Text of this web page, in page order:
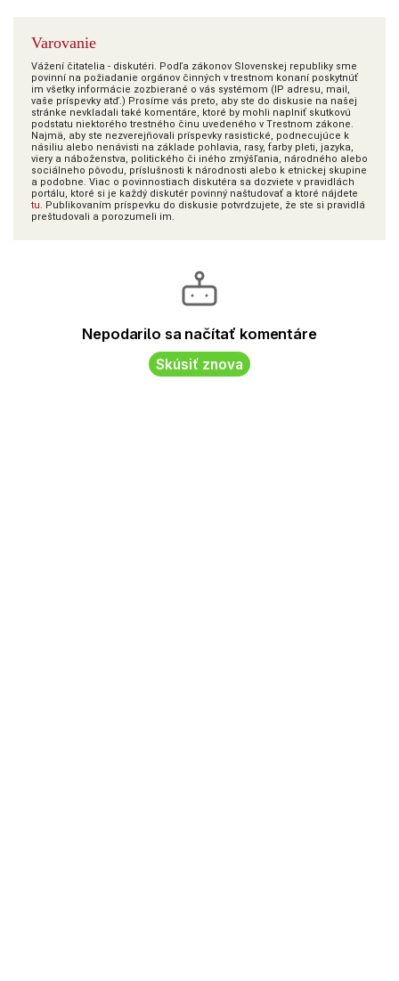
Varovanie
Vážení čitatelia - diskutéri. Podľa zákonov Slovenskej republiky sme
povinní na požiadanie orgánov činných v trestnom konaní poskytnúť
im všetky informácie zozbierané o vás systémom (IP adresu, mail,
vaše príspevky atď.) Prosíme vás preto, aby ste do diskusie na našej
stránke nevkladali také komentáre, ktoré by mohli naplniť skutkovú
podstatu niektorého trestného činu uvedeného v Trestnom zákone.
Najmä, aby ste nezverejňovali príspevky rasistické, podnecujúce k
násiliu alebo nenávisti na základe pohlavia, rasy, farby pleti, jazyka,
viery a náboženstva, politického či iného zmýšľania, národného alebo
sociálneho pôvodu, príslušnosti k národnosti alebo k etnickej skupine
a podobne. Viac o povinnostiach diskutéra sa dozviete v pravidlách
portálu, ktoré si je každý diskutér povinný naštudovať a ktoré nájdete
tu. Publikovaním príspevku do diskusie potvrdzujete, že ste si pravidlá
preštudovali a porozumeli im.